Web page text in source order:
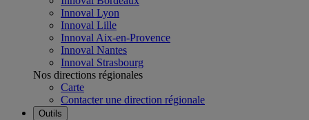
Innoval Lyon
Innoval Lille
Innoval Aix-en-Provence
Innoval Nantes
Innoval Strasbourg
Nos directions régionales
Carte
Contacter une direction régionale
Outils